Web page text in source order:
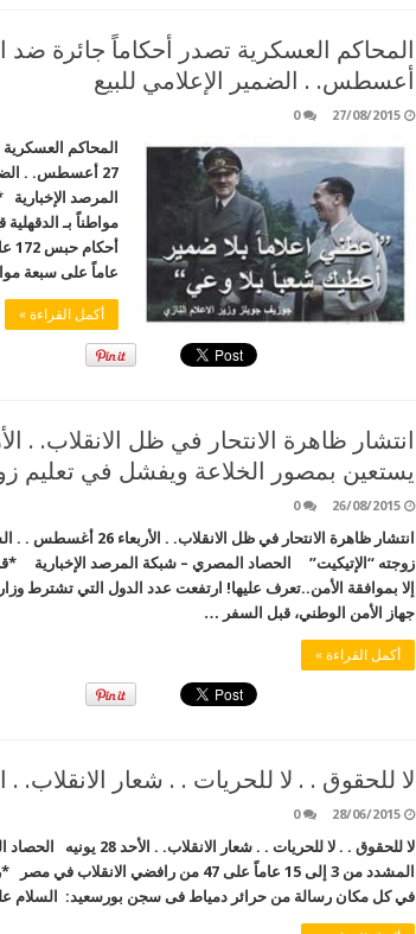
أعسطس. . الضمير الإعلامي للبيع
27/08/2015
0
المحاكم
27 أعسطس. .
مواطناً
عاماً على سبعة مواطنين
أكمل القراءة »
يستعين بمصور الخلاعة ويفشل في تعليم
26/08/2015
0
انتشار ظاهرة الانتحار
إلا بموافقة الأمن..تعرف عليها! ارتفعت عدد الدول التي تشترط
جهاز الأمن الوطني، قبل السفر …
أكمل القراءة »
لا للحقوق . . لا للحريات . . شعار الانقلاب. . الأحد 28
28/06/2015
0
لا للحقوق . . لا للحريات . .
المشدد من 3 إلى 15 عاماً على 47 من
في كل مكان رسالة من حرائر دمياط فى سجن بورسعيد: السلام